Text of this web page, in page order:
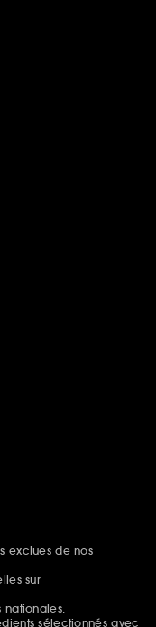
exclues de nos
sur
sélectionnés avec